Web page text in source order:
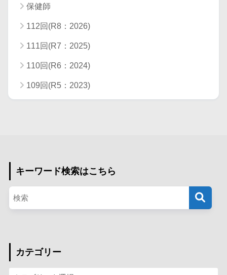
保健師
112回(R8：2026)
111回(R7：2025)
110回(R6：2024)
109回(R5：2023)
キーワード検索はこちら
カテゴリー